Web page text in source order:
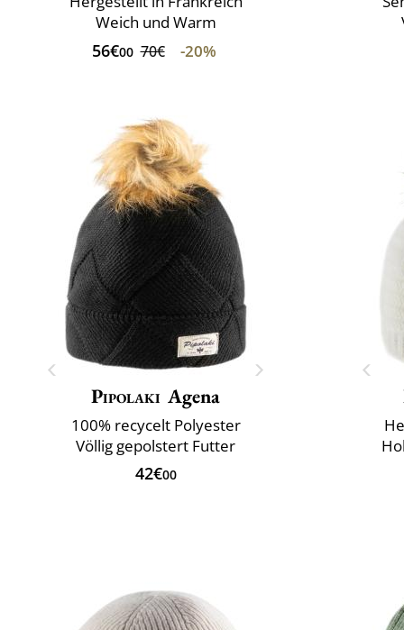
Weich und Warm
56€00 70€ -20%
Pipolaki Agena
100% recycelt Polyester
Völlig gepolstert Futter
42€00